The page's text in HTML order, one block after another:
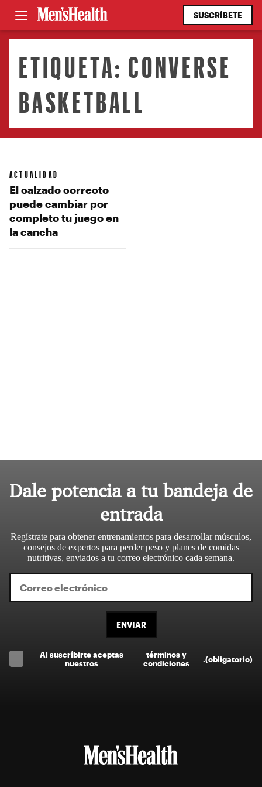
SUSCRÍBETE
ETIQUETA: CONVERSE
BASKETBALL
ACTUALIDAD
El calzado correcto
puede cambiar por
completo tu juego en
la cancha
Dale potencia a tu bandeja de
entrada
Regístrate para obtener entrenamientos para desarrollar músculos,
consejos de expertos para perder peso y planes de comidas
nutritivas, enviados a tu correo electrónico cada semana.
ENVIAR
Al suscríbirte aceptas
nuestros
términos y
condiciones
(obligatorio)